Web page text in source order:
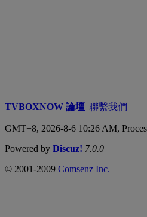
TVBOXNOW 論壇 |聯繫我們
GMT+8, 2026-8-6 10:26 AM,
Powered by Discuz! 7.0.0
© 2001-2009 Comsenz Inc.